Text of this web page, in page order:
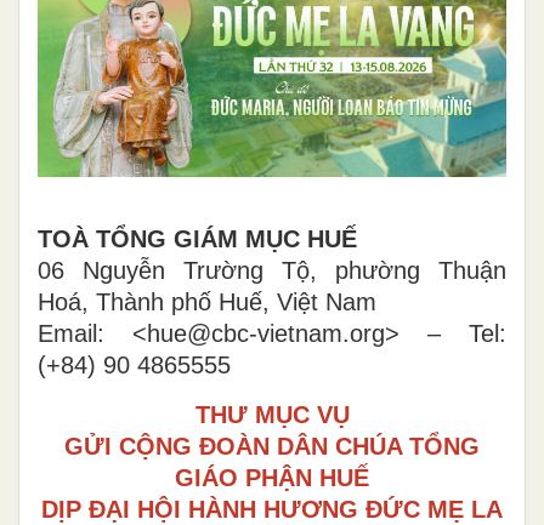
TOÀ TỔNG GIÁM MỤC HUẾ
06 Nguyễn Trường Tộ, phường Thuận
Hoá, Thành phố Huế, Việt Nam
Email: <hue@cbc-vietnam.org> – Tel:
(+84) 90 4865555
THƯ MỤC VỤ
GỬI CỘNG ĐOÀN DÂN CHÚA TỔNG
GIÁO PHẬN HUẾ
DỊP ĐẠI HỘI HÀNH HƯƠNG ĐỨC MẸ LA